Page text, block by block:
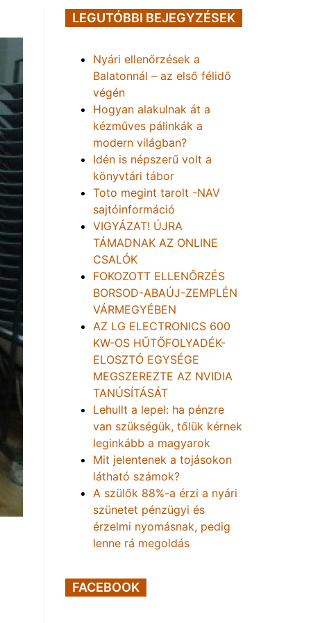
LEGUTÓBBI BEJEGYZÉSEK
Nyári ellenőrzések a
Balatonnál – az első félidő
végén
Hogyan alakulnak át a
kézműves pálinkák a
modern világban?
Idén is népszerű volt a
könyvtári tábor
Toto megint tarolt -NAV
sajtóinformáció
VIGYÁZAT! ÚJRA
TÁMADNAK AZ ONLINE
CSALÓK
FOKOZOTT ELLENŐRZÉS
BORSOD-ABAÚJ-ZEMPLÉN
VÁRMEGYÉBEN
AZ LG ELECTRONICS 600
KW-OS HŰTŐFOLYADÉK-
ELOSZTÓ EGYSÉGE
MEGSZEREZTE AZ NVIDIA
TANÚSÍTÁSÁT
Lehullt a lepel: ha pénzre
van szükségük, tőlük kérnek
leginkább a magyarok
Mit jelentenek a tojásokon
látható számok?
A szülők 88%-a érzi a nyári
szünetet pénzügyi és
érzelmi nyomásnak, pedig
lenne rá megoldás
FACEBOOK